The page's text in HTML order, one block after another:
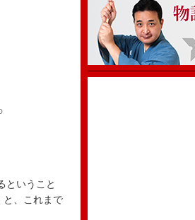
ということ
と、これまで